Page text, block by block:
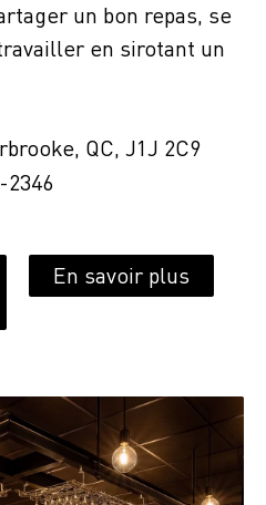
un bon repas, se
en sirotant un
QC, J1J 2C9
2346
En savoir plus